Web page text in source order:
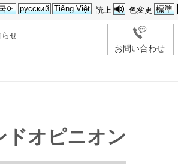
色変更 標準
読上
어 русский Tiếng Việt
らせ
お問い合わせ
ドオピニオン